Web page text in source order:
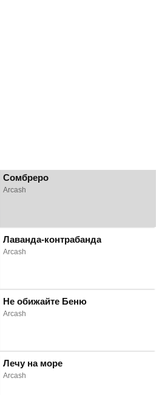
Сомбреро
Arcash
Лаванда-контрабанда
Arcash
Не обижайте Беню
Arcash
Лечу на море
Arcash